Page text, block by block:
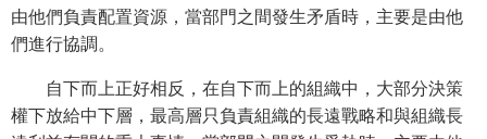
由他們負責配置資源，當部門之間發生矛盾時，主要是由他
們進行協調。
自下而上正好相反，在自下而上的組織中，大部分決策
權下放給中下層，最高層只負責組織的長遠戰略和與組織長